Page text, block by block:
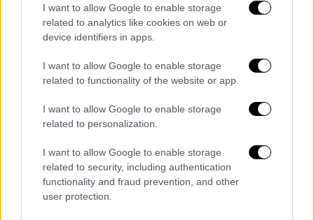
I want to allow Google to enable storage
related to analytics like cookies on web or
device identifiers in apps.
I want to allow Google to enable storage
related to functionality of the website or app.
I want to allow Google to enable storage
related to personalization.
I want to allow Google to enable storage
related to security, including authentication
functionality and fraud prevention, and other
user protection.
Και σε όλα αυτά προσθέστε την αποχώρηση
της Τζόινερ από τους στίβους μετά την
τελετή λήξης των Ολυμπιακών Αγώνων του
«Χοντόρι».
ντόπινγκ
Εδώ όμως υπάρχει ένα «αλλά», που απαντάει
σε όλες τις εικασίες. Ένα «αλλά», που
στομώνει κάθε μαχαίρι που επιδιώκει να
κόψει σπουδές επιτυχίες στον αθλητισμό,